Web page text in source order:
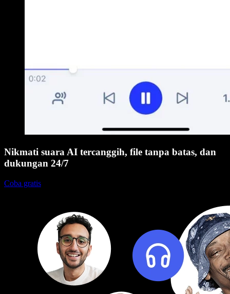
Nikmati suara AI tercanggih, file tanpa batas, dan
dukungan 24/7
Coba gratis